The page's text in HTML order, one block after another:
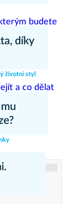
díky
životní styl